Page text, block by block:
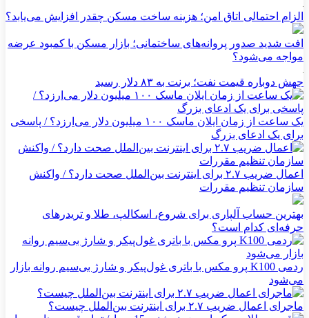
الزام احتمالی اتاق امن؛ هزینه ساخت مسکن چقدر افزایش می‌یابد؟
افت شدید صدور پروانه‌های ساختمانی؛ بازار مسکن با کمبود عرضه
مواجه می‌شود؟
جهش دوباره قیمت نفت؛ برنت به ۸۳ دلار رسید
یک ساعت از زمان ایلان ماسک ۱۰۰ میلیون دلار می‌ارزد؟ / پاسخی
برای یک ادعای بزرگ
اعمال ضریب ۲.۷ برای اینترنت بین‌الملل صحت دارد؟ / واکنش
سازمان تنظیم مقررات
بهترین حساب آلپاری برای شروع، اسکالپ، طلا و تریدرهای
حرفه‌ای کدام است؟
ردمی K100 پرو مکس با باتری غول‌پیکر و شارژ بی‌سیم روانه بازار
می‌شود
ماجرای اعمال ضریب ۲.۷ برای اینترنت بین‌الملل چیست؟